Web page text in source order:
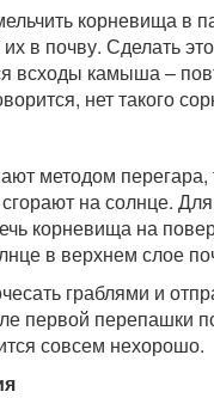
корневища в
в почву. Сделать
всходы камыша –
нет такого
методом перегара,
на солнце.
корневища на
в верхнем слое
граблями и
первой перепашки
совсем нехорошо.